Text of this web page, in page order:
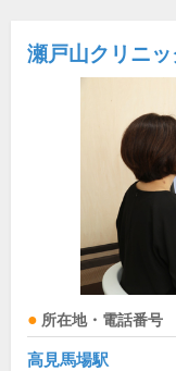
瀬戸山クリニッ
所在地・電話番号
高見馬場駅